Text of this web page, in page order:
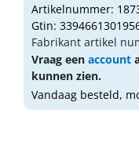
Artikelnummer:
Gtin:
Fabrikant artikel
Vraag een account
kunnen zien.
Vandaag besteld,